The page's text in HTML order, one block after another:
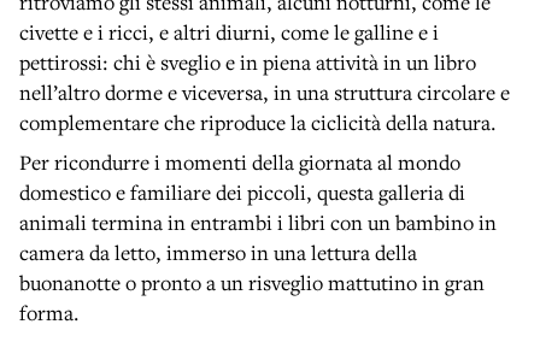
civette e i ricci, e altri diurni, come le galline e i
pettirossi: chi è sveglio e in piena attività in un libro
nell’altro dorme e viceversa, in una struttura circolare e
complementare che riproduce la ciclicità della natura.
Per ricondurre i momenti della giornata al mondo
domestico e familiare dei piccoli, questa galleria di
animali termina in entrambi i libri con un bambino in
camera da letto, immerso in una lettura della
buonanotte o pronto a un risveglio mattutino in gran
forma.